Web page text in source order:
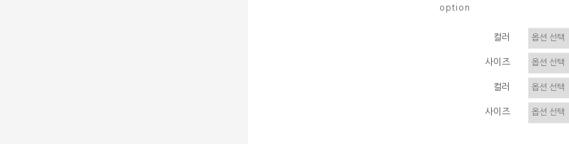
o p t i o n
컬러
사이즈
컬러
사이즈